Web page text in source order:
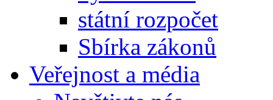
státní rozpočet
Sbírka zákonů
Veřejnost a média